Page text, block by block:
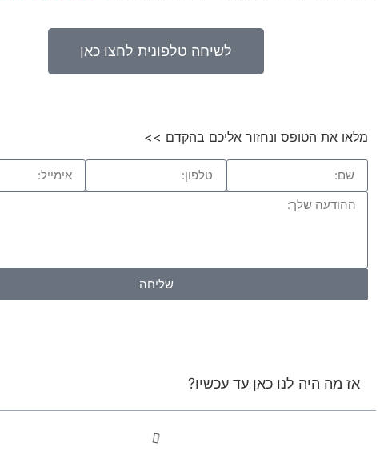
לשיחה טלפונית לחצו כאן
מלאו את הטופס ונחזור אליכם בהקדם >>
שליחה
אז מה היה לנו כאן עד עכשיו?